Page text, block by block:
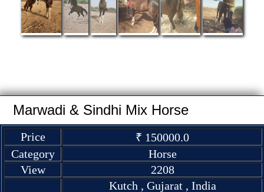
Marwadi & Sindhi Mix Horse
Price
₹ 150000.0
Category
Horse
View
2208
Kutch , Gujarat , India